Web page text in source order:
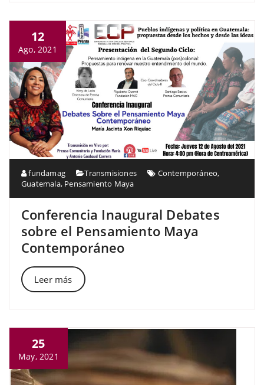
12
Ago, 2021
fundamag Transmisiones Contemporáneo,
Guatemala, Pensamiento Maya
Conferencia Inaugural Debates
sobre el Pensamiento Maya
Contemporáneo
Leer más
25
May, 2021